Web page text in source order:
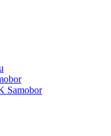
Samobor